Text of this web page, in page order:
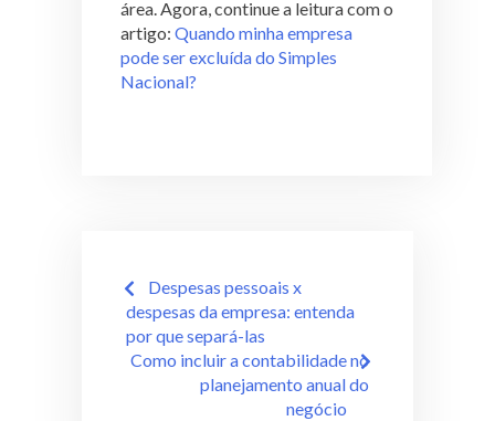
área. Agora, continue a leitura com o
artigo: Quando minha empresa
pode ser excluída do Simples
Nacional?
Despesas pessoais x
despesas da empresa: entenda
por que separá-las
Como incluir a contabilidade no
planejamento anual do
negócio